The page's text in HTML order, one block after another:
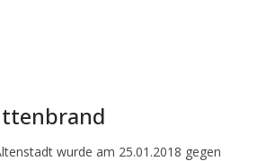
wurde am 25.01.2018 gegen